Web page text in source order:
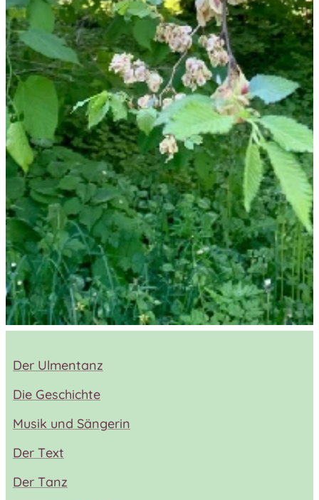
Der Ulmentanz
Die Geschichte
Musik und Sängerin
Der Text
Der Tanz